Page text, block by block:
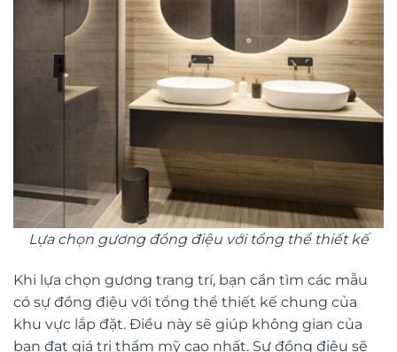
Lựa chọn gương đồng điệu với tổng thể thiết kế
Khi lựa chọn gương trang trí, bạn cần tìm các mẫu
có sự đồng điệu với tổng thể thiết kế chung của
khu vực lắp đặt. Điều này sẽ giúp không gian của
bạn đạt giá trị thẩm mỹ cao nhất. Sự đồng điệu sẽ